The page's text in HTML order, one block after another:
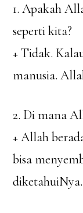
1. Apakah
seperti kita?
+ Tidak.
manusia.
2. Di mana
+ Allah
bisa
diketahuiNya.